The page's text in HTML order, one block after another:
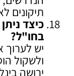
תיקונים
כיצד
בחו"ל?
יש לערוך
ולשקול
ירושה